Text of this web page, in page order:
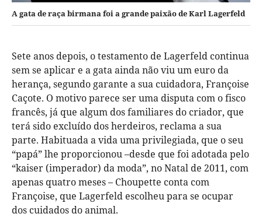
A gata de raça birmana foi a grande paixão de Karl Lagerfeld
Sete anos depois, o testamento de Lagerfeld continua
sem se aplicar e a gata ainda não viu um euro da
herança, segundo garante a sua cuidadora, Françoise
Caçote. O motivo parece ser uma disputa com o fisco
francês, já que algum dos familiares do criador, que
terá sido excluído dos herdeiros, reclama a sua
parte. Habituada a vida uma privilegiada, que o seu
“papá” lhe proporcionou –desde que foi adotada pelo
“kaiser (imperador) da moda”, no Natal de 2011, com
apenas quatro meses – Choupette conta com
Françoise, que Lagerfeld escolheu para se ocupar
dos cuidados do animal.